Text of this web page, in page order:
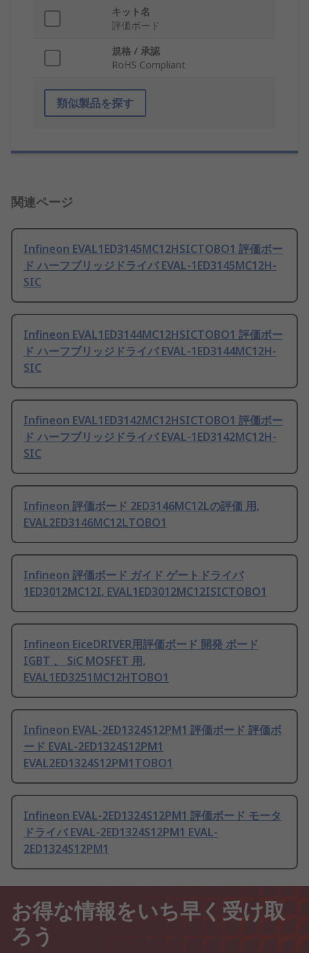
キット名
評価ボード
規格 / 承認
RoHS Compliant
類似製品を探す
関連ページ
Infineon EVAL1ED3145MC12HSICTOBO1 評価ボー
ド ハーフブリッジドライバ EVAL-1ED3145MC12H-
SIC
Infineon EVAL1ED3144MC12HSICTOBO1 評価ボー
ド ハーフブリッジドライバ EVAL-1ED3144MC12H-
SIC
Infineon EVAL1ED3142MC12HSICTOBO1 評価ボー
ド ハーフブリッジドライバ EVAL-1ED3142MC12H-
SIC
Infineon 評価ボード 2ED3146MC12Lの評価 用,
EVAL2ED3146MC12LTOBO1
Infineon 評価ボード ガイド ゲートドライバ
1ED3012MC12I, EVAL1ED3012MC12ISICTOBO1
Infineon EiceDRIVER用評価ボード 開発 ボード
IGBT 、 SiC MOSFET 用,
EVAL1ED3251MC12HTOBO1
Infineon EVAL-2ED1324S12PM1 評価ボード 評価ボ
ード EVAL-2ED1324S12PM1
EVAL2ED1324S12PM1TOBO1
Infineon EVAL-2ED1324S12PM1 評価ボード モータ
ドライバ EVAL-2ED1324S12PM1 EVAL-
2ED1324S12PM1
お得な情報をいち早く受け取
ろう